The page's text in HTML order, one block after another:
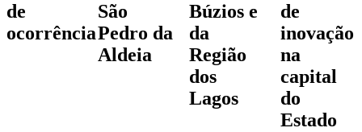
de
ocorrência
São
Pedro da
Aldeia
Búzios e
da
Região
dos
Lagos
de
inovação
na
capital
do
Estado